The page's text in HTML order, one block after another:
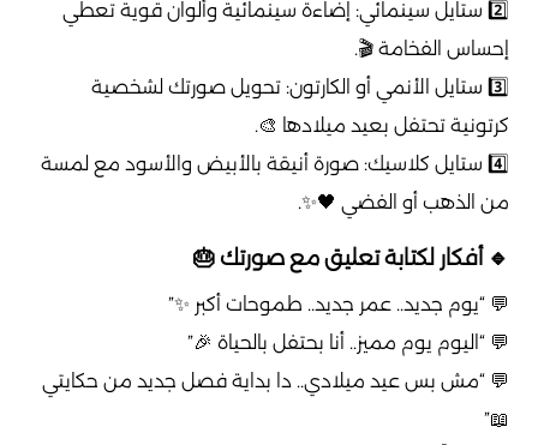
2️⃣ ستايل سينمائي: إضاءة سينمائية وألوان قوية تعطي
إحساس الفخامة 🎬.
3️⃣ ستايل الأنمي أو الكارتون: تحويل صورتك لشخصية
كرتونية تحتفل بعيد ميلادها 🎨.
4️⃣ ستايل كلاسيك: صورة أنيقة بالأبيض والأسود مع لمسة
من الذهب أو الفضي 🖤✨.
🔹 أفكار لكتابة تعليق مع صورتك 🎂
💬 “يوم جديد.. عمر جديد.. طموحات أكبر ✨”
💬 “اليوم يوم مميز.. أنا بحتفل بالحياة 🎉”
💬 “مش بس عيد ميلادي.. دا بداية فصل جديد من حكايتي
📖”